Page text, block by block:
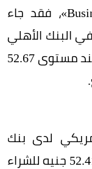
ووفق إحصاء أعدته «العربية Business»، فقد جاء
البنك الأهلي
الكويتي والبنك المصري الخليجي عند مستوى 52.67
لدى بنك
الإمارات دبي الوطني عند مستوى 52.41 جنيه للشراء